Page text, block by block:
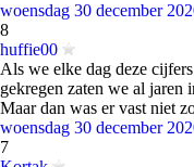
woensdag 30 december
8
huffie00
Als we elke dag deze
gekregen zaten we al jaren
Maar dan was er vast niet
woensdag 30 december
7